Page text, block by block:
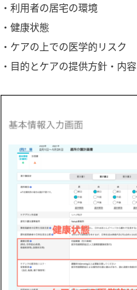
・利用者の居宅の環境
・健康状態
・ケアの上での医学的リスク
・目的とケアの提供方針・内容